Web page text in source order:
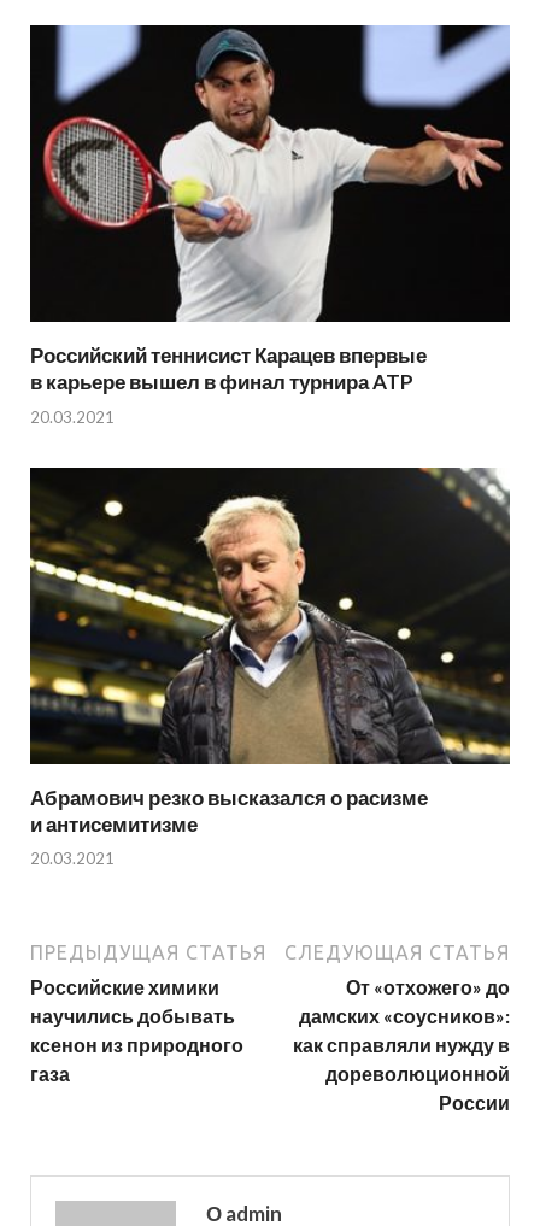
Российский теннисист Карацев впервые
в карьере вышел в финал турнира ATP
20.03.2021
Абрамович резко высказался о расизме
и антисемитизме
20.03.2021
ПРЕДЫДУЩАЯ СТАТЬЯ
Российские химики
научились добывать
ксенон из природного
газа
СЛЕДУЮЩАЯ СТАТЬЯ
От «отхожего» до
дамских «соусников»:
как справляли нужду в
дореволюционной
России
О admin